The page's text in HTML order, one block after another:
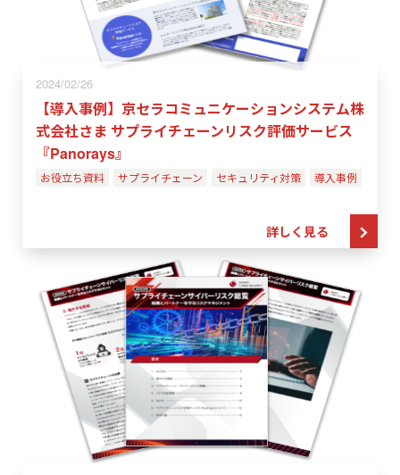
2024/02/26
【導入事例】京セラコミュニケーションシステム株
式会社さま サプライチェーンリスク評価サービス
『Panorays』
お役立ち資料 サプライチェーン セキュリティ対策 導入事例
詳しく見る